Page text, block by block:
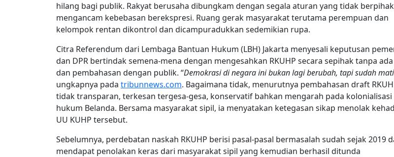
hilang bagi publik. Rakyat berusaha dibungkam dengan segala aturan yang tidak
mengancam kebebasan berekspresi. Ruang gerak masyarakat terutama perempuan dan
kelompok rentan dikontrol dan dicampuradukkan sedemikian rupa.
Citra Referendum dari Lembaga Bantuan Hukum (LBH) Jakarta menyesali keputusan
dan DPR bertindak semena-mena dengan mengesahkan RKUHP secara sepihak tanpa
dan pembahasan dengan publik. “Demokrasi di negara ini bukan lagi berubah, tapi sudah mati
ungkapnya pada tribunnews.com. Bagaimana tidak, menurutnya pembahasan draft
tidak transparan, terkesan tergesa-gesa, konservatif bahkan mengarah pada kolonialisasi
hukum Belanda. Bersama masyarakat sipil, ia menyatakan ketegasan sikap menolak
UU KUHP tersebut.
Sebelumnya, perdebatan naskah RKUHP berisi pasal-pasal bermasalah sudah sejak 2019
mendapat penolakan keras dari masyarakat sipil yang kemudian berhasil ditunda